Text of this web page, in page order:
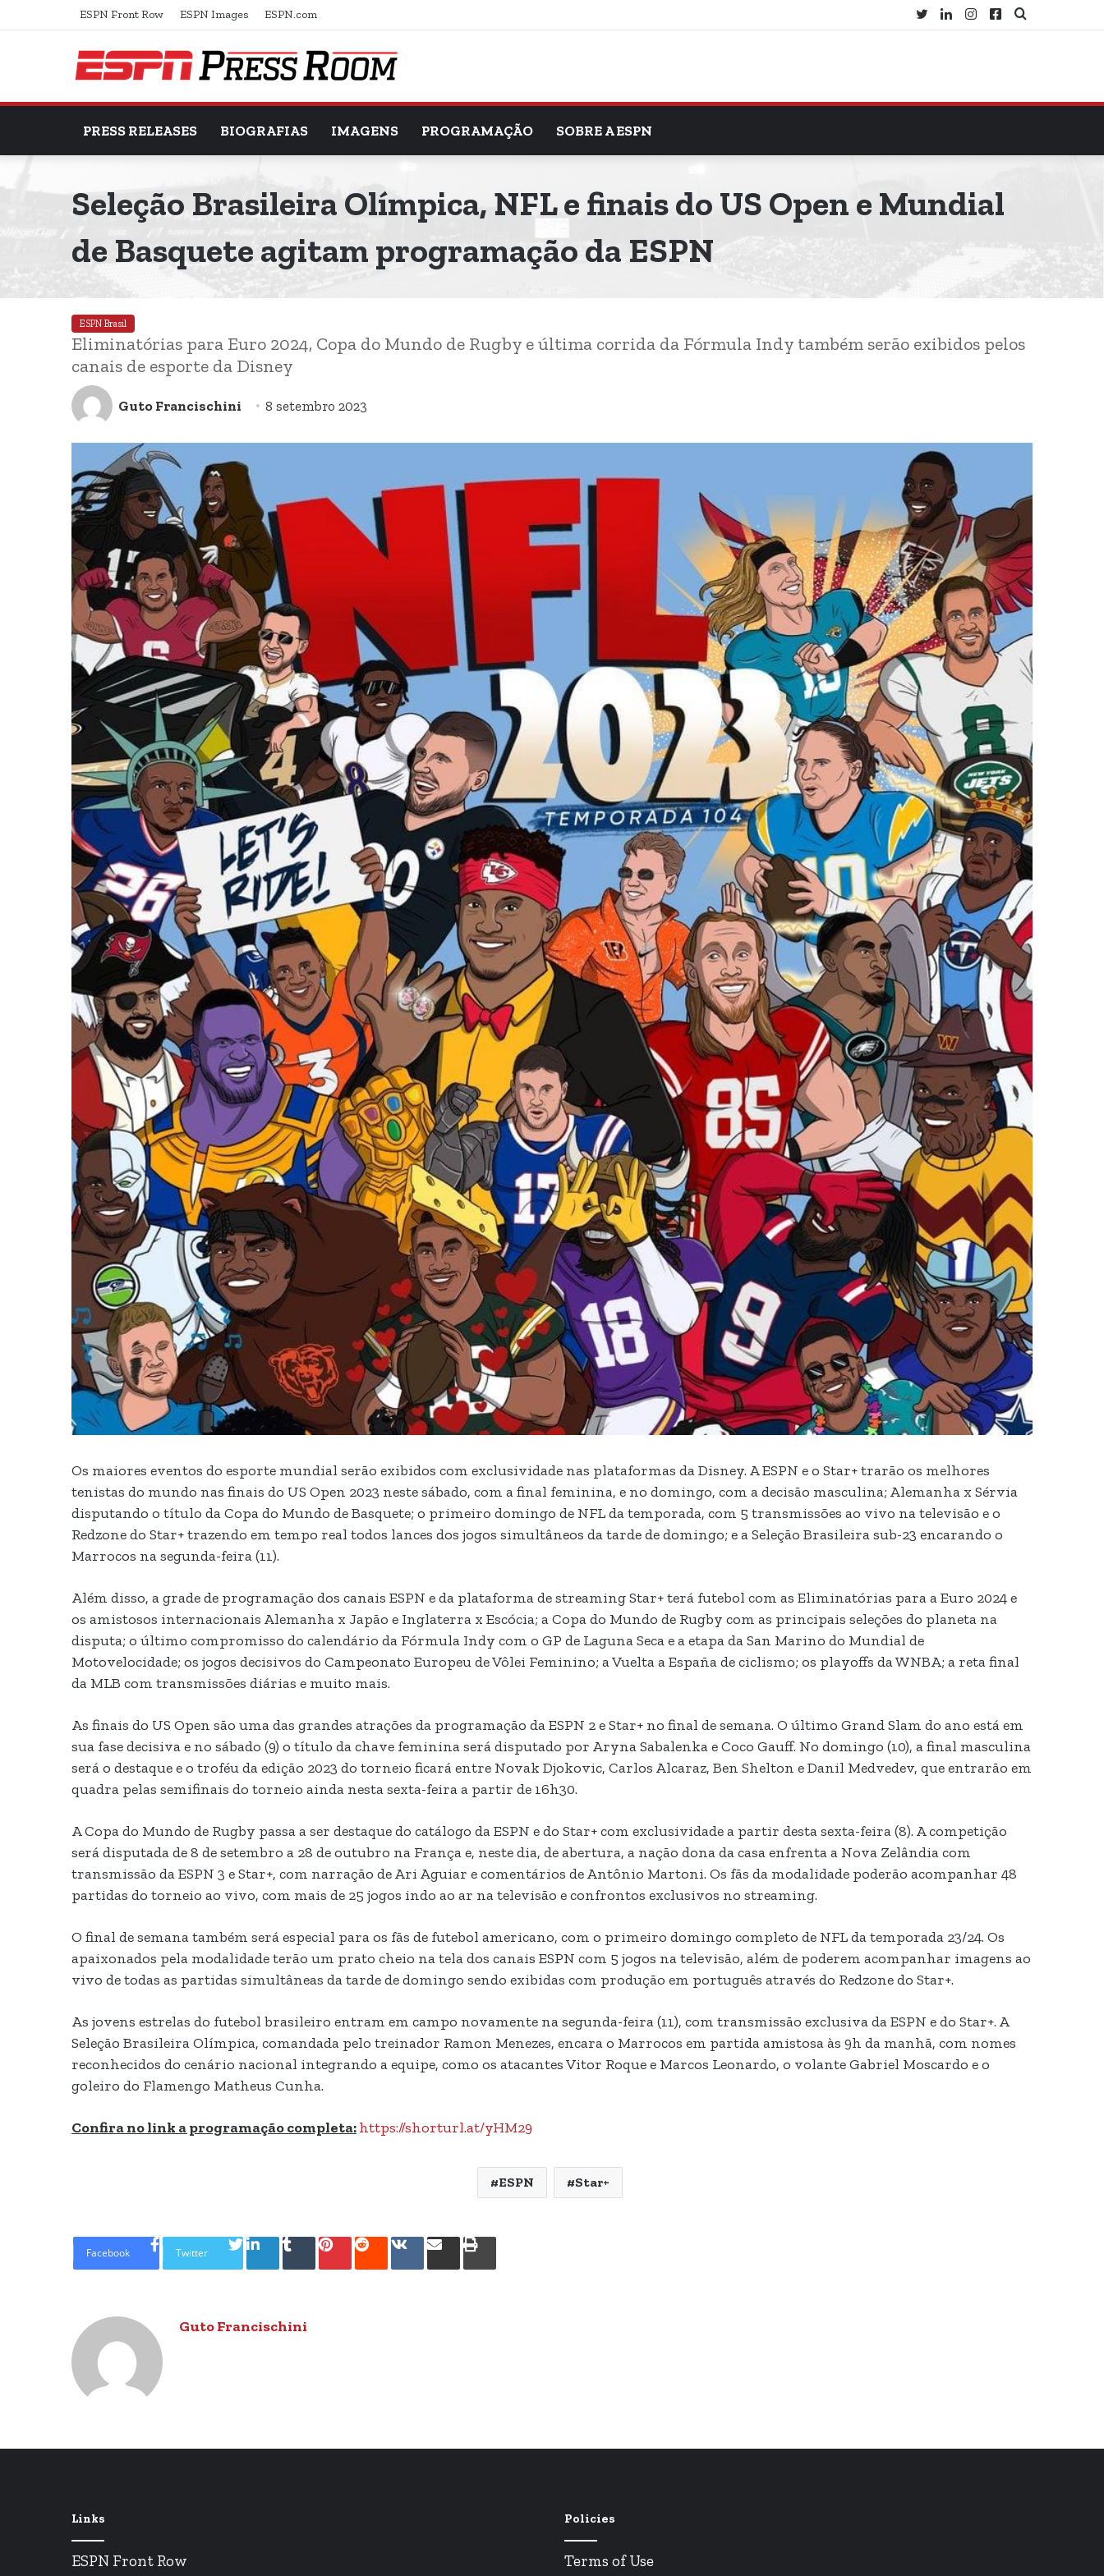
ESPN Front Row ESPN Images ESPN.com
Procurar
Facebook
Instagram
Linkedin
Twitter
PRESS RELEASES BIOGRAFIAS IMAGENS PROGRAMAÇÃO SOBRE A ESPN
Seleção Brasileira Olímpica, NFL e finais do US Open e Mundial
de Basquete agitam programação da ESPN
ESPN Brasil
Eliminatórias para Euro 2024, Copa do Mundo de Rugby e última corrida da Fórmula Indy também serão exibidos pelos
canais de esporte da Disney
Guto Francischini 8 setembro 2023
Os maiores eventos do esporte mundial serão exibidos com exclusividade nas plataformas da Disney. A ESPN e o Star+ trarão os melhores
tenistas do mundo nas finais do US Open 2023 neste sábado, com a final feminina, e no domingo, com a decisão masculina; Alemanha x Sérvia
disputando o título da Copa do Mundo de Basquete; o primeiro domingo de NFL da temporada, com 5 transmissões ao vivo na televisão e o
Redzone do Star+ trazendo em tempo real todos lances dos jogos simultâneos da tarde de domingo; e a Seleção Brasileira sub-23 encarando o
Marrocos na segunda-feira (11).
Além disso, a grade de programação dos canais ESPN e da plataforma de streaming Star+ terá futebol com as Eliminatórias para a Euro 2024 e
os amistosos internacionais Alemanha x Japão e Inglaterra x Escócia; a Copa do Mundo de Rugby com as principais seleções do planeta na
disputa; o último compromisso do calendário da Fórmula Indy com o GP de Laguna Seca e a etapa da San Marino do Mundial de
Motovelocidade; os jogos decisivos do Campeonato Europeu de Vôlei Feminino; a Vuelta a España de ciclismo; os playoffs da WNBA; a reta final
da MLB com transmissões diárias e muito mais.
As finais do US Open são uma das grandes atrações da programação da ESPN 2 e Star+ no final de semana. O último Grand Slam do ano está em
sua fase decisiva e no sábado (9) o título da chave feminina será disputado por Aryna Sabalenka e Coco Gauff. No domingo (10), a final masculina
será o destaque e o troféu da edição 2023 do torneio ficará entre Novak Djokovic, Carlos Alcaraz, Ben Shelton e Danil Medvedev, que entrarão em
quadra pelas semifinais do torneio ainda nesta sexta-feira a partir de 16h30.
A Copa do Mundo de Rugby passa a ser destaque do catálogo da ESPN e do Star+ com exclusividade a partir desta sexta-feira (8). A competição
será disputada de 8 de setembro a 28 de outubro na França e, neste dia, de abertura, a nação dona da casa enfrenta a Nova Zelândia com
transmissão da ESPN 3 e Star+, com narração de Ari Aguiar e comentários de Antônio Martoni. Os fãs da modalidade poderão acompanhar 48
partidas do torneio ao vivo, com mais de 25 jogos indo ao ar na televisão e confrontos exclusivos no streaming.
O final de semana também será especial para os fãs de futebol americano, com o primeiro domingo completo de NFL da temporada 23/24. Os
apaixonados pela modalidade terão um prato cheio na tela dos canais ESPN com 5 jogos na televisão, além de poderem acompanhar imagens ao
vivo de todas as partidas simultâneas da tarde de domingo sendo exibidas com produção em português através do Redzone do Star+.
As jovens estrelas do futebol brasileiro entram em campo novamente na segunda-feira (11), com transmissão exclusiva da ESPN e do Star+. A
Seleção Brasileira Olímpica, comandada pelo treinador Ramon Menezes, encara o Marrocos em partida amistosa às 9h da manhã, com nomes
reconhecidos do cenário nacional integrando a equipe, como os atacantes Vitor Roque e Marcos Leonardo, o volante Gabriel Moscardo e o
goleiro do Flamengo Matheus Cunha.
Confira no link a programação completa:https://shorturl.at/yHM29
ESPN Star+
Facebook Twitter Linkedin
TumblrPinterestRedditVK
Compartilhar
Imprimir
Guto Francischini
Links
ESPN Front Row
Policies
Terms of Use